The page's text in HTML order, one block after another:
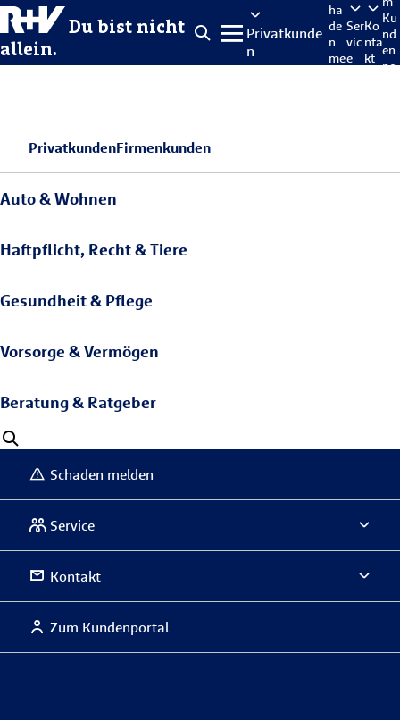
Du bist nicht
allein.
Privatkunde
n
ha
de
n
me
Ser
vic
e
Ko
nta
kt
Ku
nd
en
po
PrivatkundenFirmenkunden
Auto & Wohnen
Haftpflicht, Recht & Tiere
Gesundheit & Pflege
Vorsorge & Vermögen
Beratung & Ratgeber
Schaden melden
Service
Kontakt
Zum Kundenportal